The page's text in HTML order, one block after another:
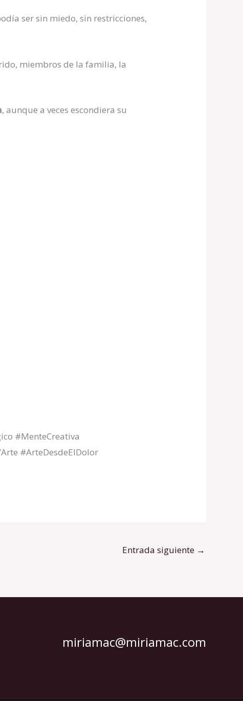
ser sin miedo, sin restricciones,
miembros de la familia, la
, aunque a veces escondiera su
#MenteCreativa
#ArteDesdeElDolor
Entrada siguiente →
miriamac@miriamac.com